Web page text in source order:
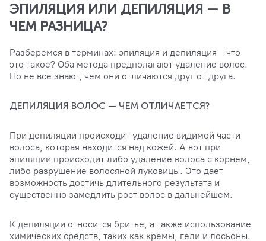
ЭПИЛЯЦИЯ ИЛИ ДЕПИЛЯЦИЯ — В
ЧЕМ РАЗНИЦА?
Разберемся в терминах: эпиляция и депиляция — что
это такое? Оба метода предполагают удаление волос.
Но не все знают, чем они отличаются друг от друга.
ДЕПИЛЯЦИЯ ВОЛОС — ЧЕМ ОТЛИЧАЕТСЯ?
При депиляции происходит удаление видимой части
волоса, которая находится над кожей. А вот при
эпиляции происходит либо удаление волоса с корнем,
либо разрушение волосяной луковицы. Это дает
возможность достичь длительного результата и
существенно замедлить рост волос в дальнейшем.
К депиляции относится бритье, а также использование
химических средств, таких как кремы, гели и лосьоны.